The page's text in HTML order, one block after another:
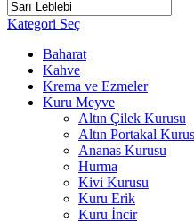
Kategori Seç
Baharat
Kahve
Krema ve Ezmeler
Kuru Meyve
Altın Çilek Kurusu
Altın Portakal
Ananas Kurusu
Hurma
Kivi Kurusu
Kuru Erik
Kuru İncir